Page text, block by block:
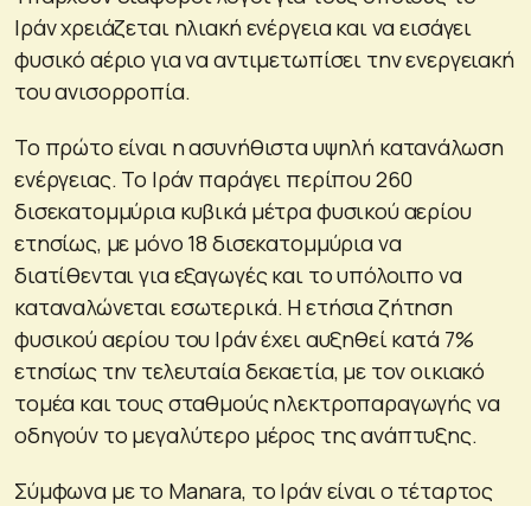
Ιράν χρειάζεται ηλιακή ενέργεια και να εισάγει
φυσικό αέριο για να αντιμετωπίσει την ενεργειακή
του ανισορροπία.
Το πρώτο είναι η ασυνήθιστα υψηλή κατανάλωση
ενέργειας. Το Ιράν παράγει περίπου 260
δισεκατομμύρια κυβικά μέτρα φυσικού αερίου
ετησίως, με μόνο 18 δισεκατομμύρια να
διατίθενται για εξαγωγές και το υπόλοιπο να
καταναλώνεται εσωτερικά. Η ετήσια ζήτηση
φυσικού αερίου του Ιράν έχει αυξηθεί κατά 7%
ετησίως την τελευταία δεκαετία, με τον οικιακό
τομέα και τους σταθμούς ηλεκτροπαραγωγής να
οδηγούν το μεγαλύτερο μέρος της ανάπτυξης.
Σύμφωνα με το Manara, το Ιράν είναι ο τέταρτος